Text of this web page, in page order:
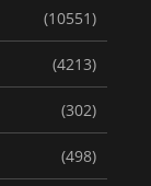
(10551)
(4213)
(302)
(498)